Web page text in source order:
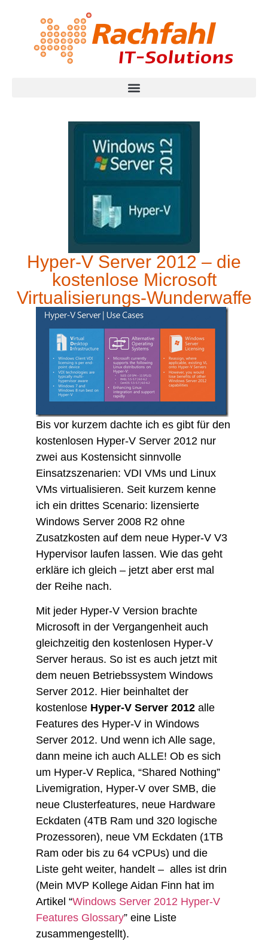
Hyper-V Server 2012 – die
kostenlose Microsoft
Virtualisierungs-Wunderwaffe
Bis vor kurzem dachte ich es gibt für den
kostenlosen Hyper-V Server 2012 nur
zwei aus Kostensicht sinnvolle
Einsatzszenarien: VDI VMs und Linux
VMs virtualisieren. Seit kurzem kenne
ich ein drittes Scenario: lizensierte
Windows Server 2008 R2 ohne
Zusatzkosten auf dem neue Hyper-V V3
Hypervisor laufen lassen. Wie das geht
erkläre ich gleich – jetzt aber erst mal
der Reihe nach.
Mit jeder Hyper-V Version brachte
Microsoft in der Vergangenheit auch
gleichzeitig den kostenlosen Hyper-V
Server heraus. So ist es auch jetzt mit
dem neuen Betriebssystem Windows
Server 2012. Hier beinhaltet der
kostenlose Hyper-V Server 2012 alle
Features des Hyper-V in Windows
Server 2012. Und wenn ich Alle sage,
dann meine ich auch ALLE! Ob es sich
um Hyper-V Replica, “Shared Nothing”
Livemigration, Hyper-V over SMB, die
neue Clusterfeatures, neue Hardware
Eckdaten (4TB Ram und 320 logische
Prozessoren), neue VM Eckdaten (1TB
Ram oder bis zu 64 vCPUs) und die
Liste geht weiter, handelt – alles ist drin
(Mein MVP Kollege Aidan Finn hat im
Artikel “Windows Server 2012 Hyper-V
Features Glossary” eine Liste
zusammengestellt).